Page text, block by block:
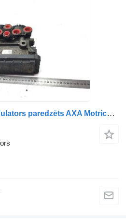
Supapa EBS EBS modulators paredzēts AXA Motrică Volvo – Coduri: 20428939, 20570908, 20828239, 21122036, 7421122036 kravas automašīnas